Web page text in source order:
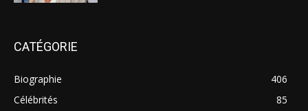
CATÉGORIE
Biographie
406
Célébrités
85